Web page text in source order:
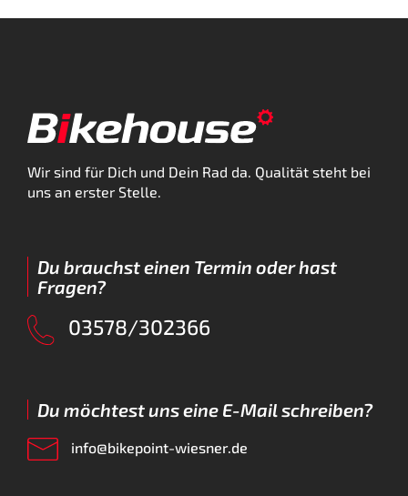
Wir sind für Dich und Dein Rad da. Qualität steht bei
uns an erster Stelle.
Du brauchst einen Termin oder hast
Fragen?
03578/302366
Du möchtest uns eine E-Mail schreiben?
info@bikepoint-wiesner.de